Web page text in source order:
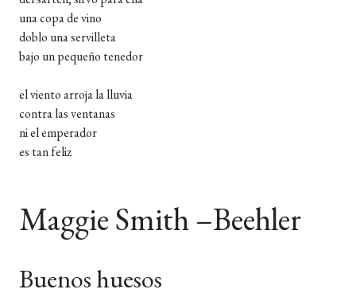
una copa de vino
doblo una servilleta
bajo un pequeño tenedor
el viento arroja la lluvia
contra las ventanas
ni el emperador
es tan feliz
Maggie Smith –Beehler
Buenos huesos